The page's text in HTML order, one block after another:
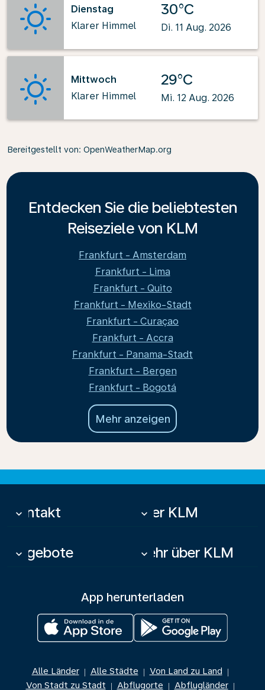
Dienstag
Klarer Himmel
30°C
Di. 11 Aug. 2026
Mittwoch
Klarer Himmel
29°C
Mi. 12 Aug. 2026
Bereitgestellt von: OpenWeatherMap.org
Entdecken Sie die beliebtesten
Reiseziele von KLM
Frankfurt - Amsterdam
Frankfurt - Lima
Frankfurt - Quito
Frankfurt - Mexiko-Stadt
Frankfurt - Curaçao
Frankfurt - Accra
Frankfurt - Panama-Stadt
Frankfurt - Bergen
Frankfurt - Bogotá
Mehr anzeigen
Kontakt
keyboard_arrow_down Über KLM
keyboard_arrow_down
Angebote
keyboard_arrow_down Mehr über KLM
keyboard_arrow_down
App herunterladen
Alle Länder | Alle Städte | Von Land zu Land |
Von Stadt zu Stadt | Abflugorte | Abflugländer |